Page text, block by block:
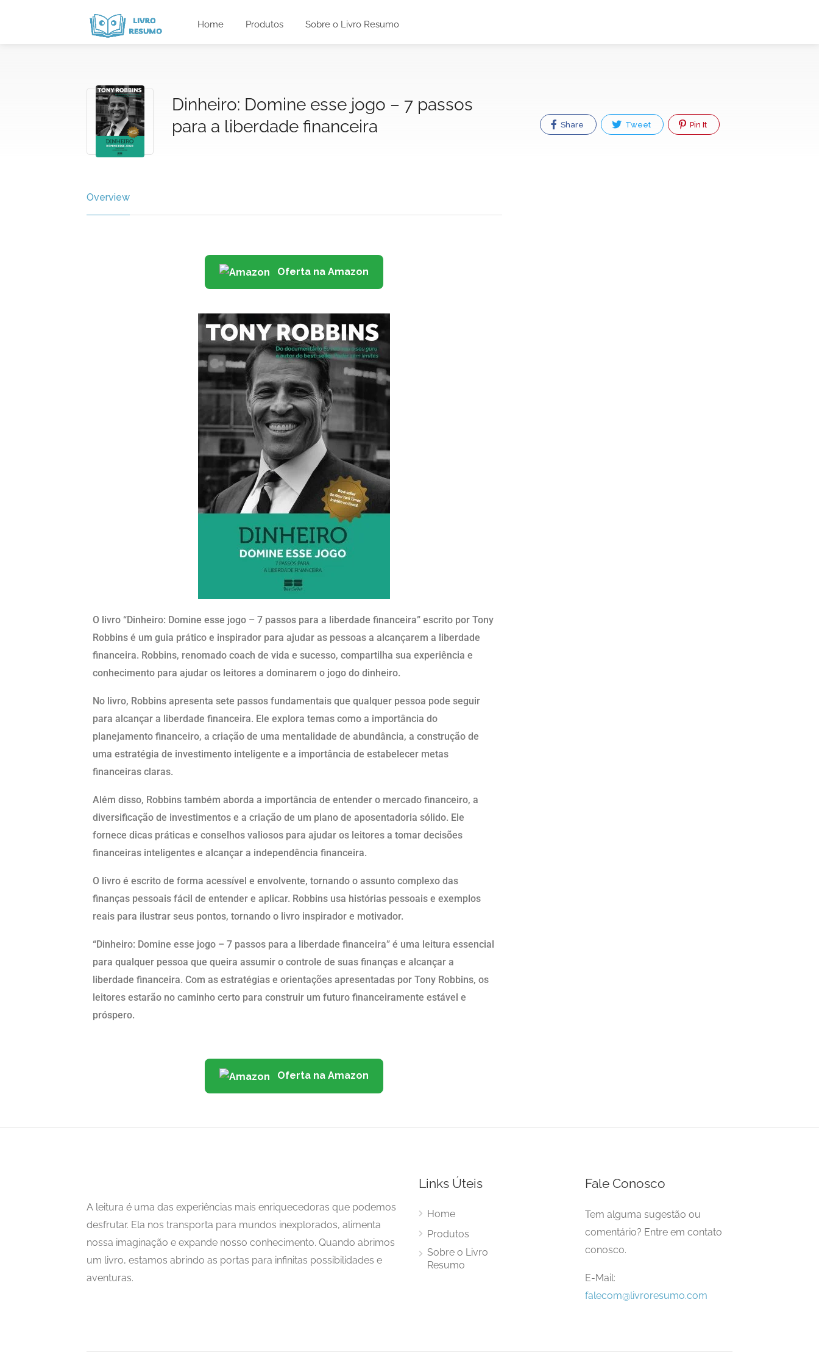
Home Produtos Sobre o Livro Resumo
Dinheiro: Domine esse jogo – 7 passos
para a liberdade financeira
Overview
Oferta na Amazon
O livro “Dinheiro: Domine esse jogo – 7 passos para a liberdade financeira” escrito por Tony
Robbins é um guia prático e inspirador para ajudar as pessoas a alcançarem a liberdade
financeira. Robbins, renomado coach de vida e sucesso, compartilha sua experiência e
conhecimento para ajudar os leitores a dominarem o jogo do dinheiro.
No livro, Robbins apresenta sete passos fundamentais que qualquer pessoa pode seguir
para alcançar a liberdade financeira. Ele explora temas como a importância do
planejamento financeiro, a criação de uma mentalidade de abundância, a construção de
uma estratégia de investimento inteligente e a importância de estabelecer metas
financeiras claras.
Além disso, Robbins também aborda a importância de entender o mercado financeiro, a
diversificação de investimentos e a criação de um plano de aposentadoria sólido. Ele
fornece dicas práticas e conselhos valiosos para ajudar os leitores a tomar decisões
financeiras inteligentes e alcançar a independência financeira.
O livro é escrito de forma acessível e envolvente, tornando o assunto complexo das
finanças pessoais fácil de entender e aplicar. Robbins usa histórias pessoais e exemplos
reais para ilustrar seus pontos, tornando o livro inspirador e motivador.
“Dinheiro: Domine esse jogo – 7 passos para a liberdade financeira” é uma leitura essencial
para qualquer pessoa que queira assumir o controle de suas finanças e alcançar a
liberdade financeira. Com as estratégias e orientações apresentadas por Tony Robbins, os
leitores estarão no caminho certo para construir um futuro financeiramente estável e
próspero.
Oferta na Amazon
Share Tweet Pin It
A leitura é uma das experiências mais enriquecedoras que podemos
desfrutar. Ela nos transporta para mundos inexplorados, alimenta
nossa imaginação e expande nosso conhecimento. Quando abrimos
um livro, estamos abrindo as portas para infinitas possibilidades e
aventuras.
Links Úteis
Home
Produtos
Sobre o Livro
Resumo
Fale Conosco
Tem alguma sugestão ou
comentário? Entre em contato
conosco.
E-Mail:
falecom@livroresumo.com